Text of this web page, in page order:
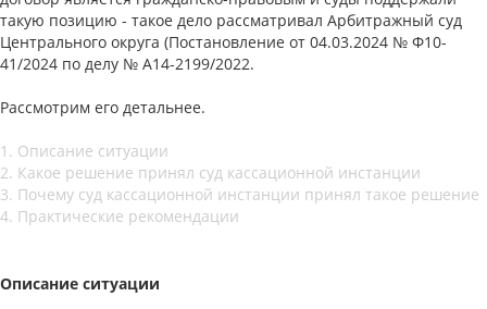
такую позицию - такое дело рассматривал Арбитражный суд
Центрального округа (Постановление от 04.03.2024 № Ф10-
41/2024 по делу № А14-2199/2022.
Рассмотрим его детальнее.
1. Описание ситуации
2. Какое решение принял суд кассационной инстанции
3. Почему суд кассационной инстанции принял такое решение
4. Практические рекомендации
Описание ситуации